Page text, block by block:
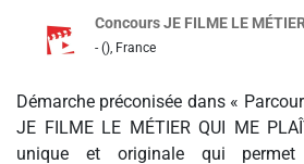
Concours JE FILME LE
- (), France
Démarche préconisée dans «
JE FILME LE MÉTIER QUI ME
unique et originale qui